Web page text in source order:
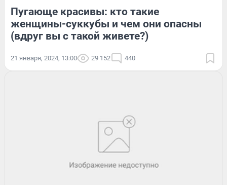
Пугающе красивы: кто такие
женщины-суккубы и чем они опасны
(вдруг вы с такой живете?)
21 января, 2024, 13:00 29 152 440